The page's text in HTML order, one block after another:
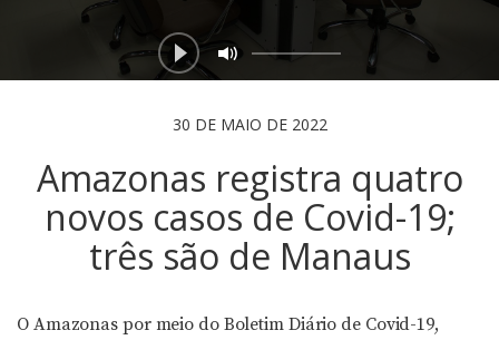
30 DE MAIO DE 2022
Amazonas registra quatro
novos casos de Covid-19;
três são de Manaus
O Amazonas por meio do Boletim Diário de Covid-19,